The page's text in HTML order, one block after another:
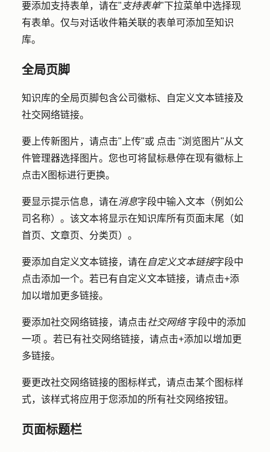
要添加支持表单，请在" 支持表单"下拉菜单中选择现
有表单。仅与对话收件箱关联的表单可添加至知识
库。
全局页脚
知识库的全局页脚包含公司徽标、自定义文本链接及
社交网络链接。
要上传新图片，请点击"上传"或 点击 "浏览图片"从文
件管理器选择图片。您也可将鼠标悬停在现有徽标上
点击X图标进行更换。
要显示提示信息，请在消息字段中输入文本 （例如公
司名称）。该文本将显示在知识库所有页面末尾（如
首页、文章页、分类页）。
要添加自定义文本链接，请在 自定义文本链接字段中
点击添加一个。若已有自定义文本链接，请点击+添
加以增加更多链接。
要添加社交网络链接，请点击社交网络 字段中的添加
一项 。若已有社交网络链接，请点击+添加以增加更
多链接。
要更改社交网络链接的图标样式，请点击某个图标样
式，该样式将应用于您添加的所有社交网络按钮。
页面标题栏